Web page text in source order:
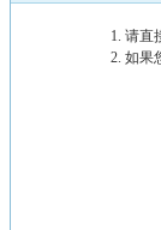
请直
如果